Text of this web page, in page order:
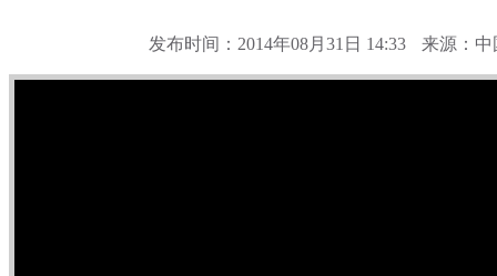
发布时间：2014年08月31日 14:33 来源：中